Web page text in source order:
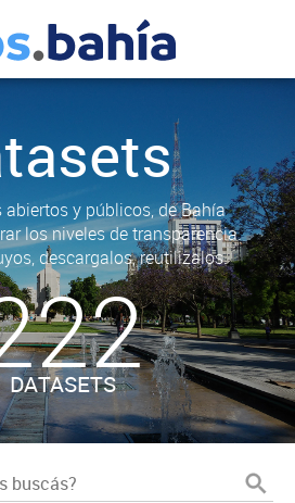
y públicos, de Bahía
los niveles de transparencia.
descargalos, reutilizalos.
DATASETS